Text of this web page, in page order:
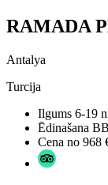
RAMADA
Antalya
Turcija
Ilgums 6-19
Ēdinašana
Cena no 968